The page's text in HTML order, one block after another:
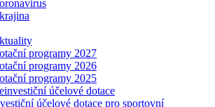
programy 2027
programy 2026
programy 2025
účelové dotace
účelové dotace pro sportovní